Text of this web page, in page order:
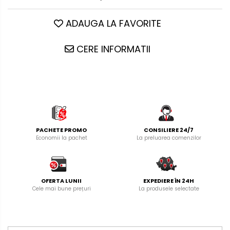
ADAUGA LA FAVORITE
CERE INFORMATII
PACHETE PROMO
Economii la pachet
CONSILIERE 24/7
La preluarea comenzilor
OFERTA LUNII
Cele mai bune prețuri
EXPEDIERE ÎN 24H
La produsele selectate